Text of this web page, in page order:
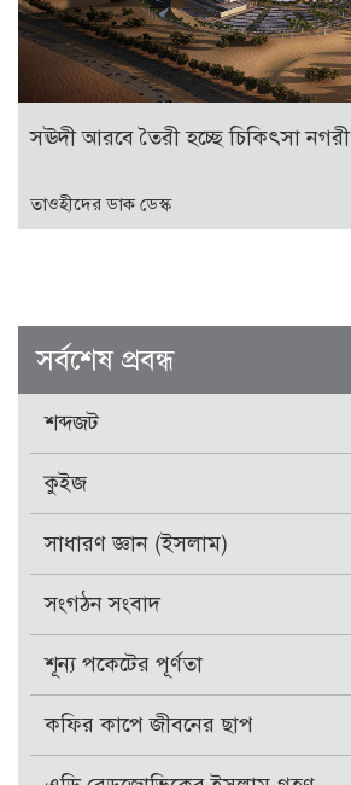
সঊদী আরবে তৈরী হচ্ছে চিকিৎসা নগরী
তাওহীদের ডাক ডেস্ক
সর্বশেষ প্রবন্ধ
শব্দজট
কুইজ
সাধারণ জ্ঞান (ইসলাম)
সংগঠন সংবাদ
শূন্য পকেটের পূর্ণতা
কফির কাপে জীবনের ছাপ